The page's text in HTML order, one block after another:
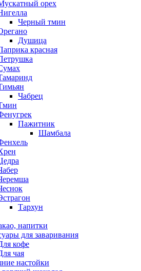
орех
Черный тмин
Душица
красная
Чабрец
Пажитник
Шамбала
Тархун
напитки
для заваривания
кофе
чая
настойки